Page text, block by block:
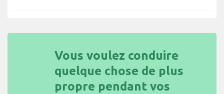
Vous voulez conduire
quelque chose de plus
propre pendant vos